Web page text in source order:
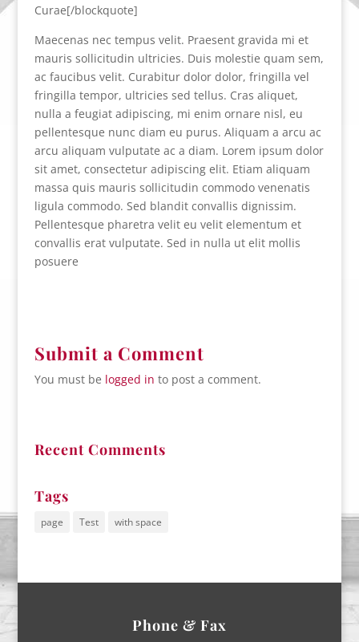
Curae[/blockquote]
Maecenas nec tempus velit. Praesent gravida mi et
mauris sollicitudin ultricies. Duis molestie quam sem,
ac faucibus velit. Curabitur dolor dolor, fringilla vel
fringilla tempor, ultricies sed tellus. Cras aliquet,
nulla a feugiat adipiscing, mi enim ornare nisl, eu
pellentesque nunc diam eu purus. Aliquam a arcu ac
arcu aliquam vulputate ac a diam. Lorem ipsum dolor
sit amet, consectetur adipiscing elit. Etiam aliquam
massa quis mauris sollicitudin commodo venenatis
ligula commodo. Sed blandit convallis dignissim.
Pellentesque pharetra velit eu velit elementum et
convallis erat vulputate. Sed in nulla ut elit mollis
posuere
Submit a Comment
You must be logged in to post a comment.
Recent Comments
Tags
page Test with space
Phone & Fax